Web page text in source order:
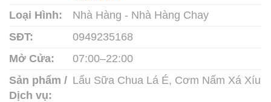
Loại Hình:
Nhà Hàng - Nhà Hàng Chay
SĐT:
0949235168
Mở Cửa:
07:00–22:00
Sản phẩm /
Dịch vụ:
Lẩu Sữa Chua Lá É, Cơm Nấm Xá Xíu